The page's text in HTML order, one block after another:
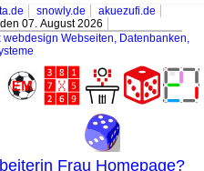
snowly.de
akuezufi.de
07. August 2026
webdesign Webseiten, Datenbanken,
Frau Homepage?